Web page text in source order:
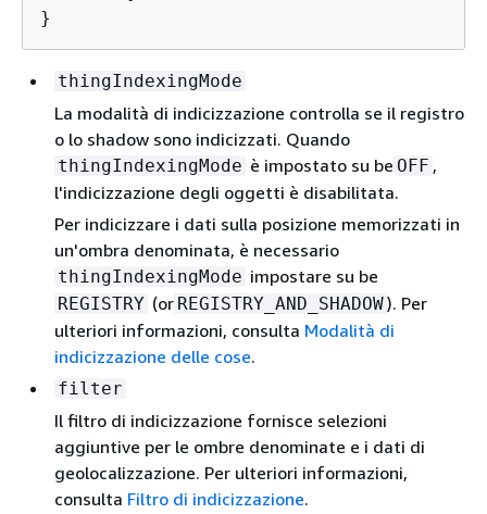
}
thingIndexingMode
La modalità di indicizzazione controlla se il registro
o lo shadow sono indicizzati. Quando
thingIndexingMode è impostato su be OFF ,
l'indicizzazione degli oggetti è disabilitata.
Per indicizzare i dati sulla posizione memorizzati in
un'ombra denominata, è necessario
thingIndexingMode impostare su be
REGISTRY (or REGISTRY_AND_SHADOW). Per
ulteriori informazioni, consulta Modalità di
indicizzazione delle cose.
filter
Il filtro di indicizzazione fornisce selezioni
aggiuntive per le ombre denominate e i dati di
geolocalizzazione. Per ulteriori informazioni,
consulta Filtro di indicizzazione.